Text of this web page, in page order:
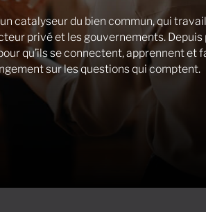
catalyseur du bien commun, qui
privé et les gouvernements. Depuis
qu’ils se connectent, apprennent
sur les questions qui comptent.